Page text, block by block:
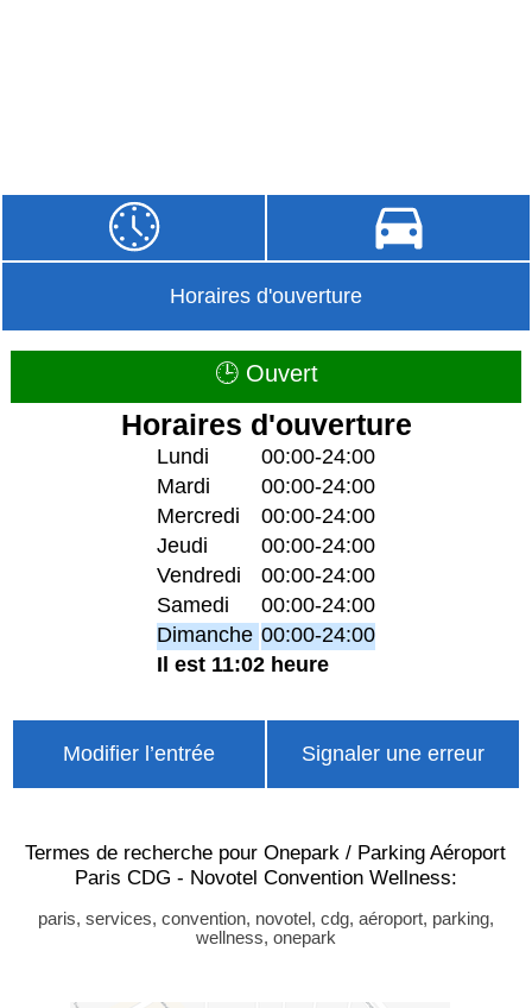
Horaires d'ouverture
🕒 Ouvert
Horaires d'ouverture
Lundi
00:00-24:00
Mardi
00:00-24:00
Mercredi
00:00-24:00
Jeudi
00:00-24:00
Vendredi
00:00-24:00
Samedi
00:00-24:00
Dimanche 00:00-24:00
Il est 11:02 heure
Modifier l’entrée Signaler une erreur
Termes de recherche pour Onepark / Parking Aéroport
Paris CDG - Novotel Convention Wellness:
paris, services, convention, novotel, cdg, aéroport, parking,
wellness, onepark